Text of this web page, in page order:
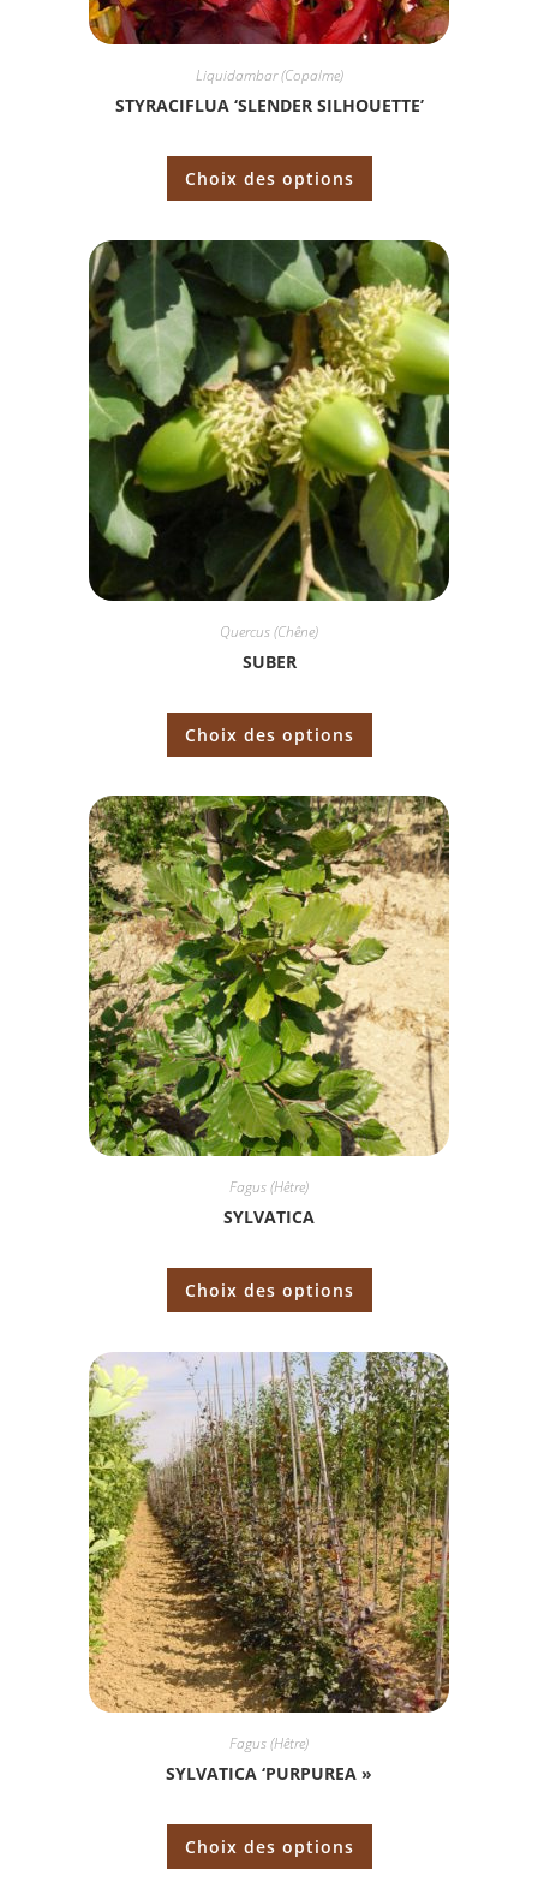
Liquidambar (Copalme)
STYRACIFLUA ‘SLENDER SILHOUETTE’
Choix des options
Quercus (Chêne)
SUBER
Choix des options
Fagus (Hêtre)
SYLVATICA
Choix des options
Fagus (Hêtre)
SYLVATICA ‘PURPUREA »
Choix des options